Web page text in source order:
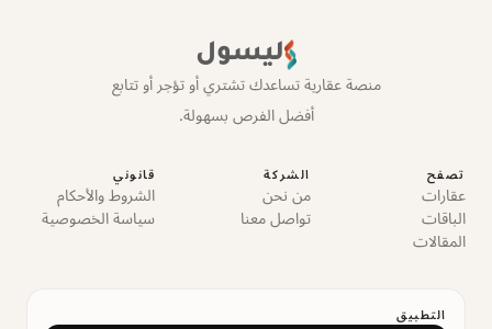
ليسول
منصة عقارية تساعدك تشتري أو تؤجر أو تتابع
أفضل الفرص بسهولة.
تصفح
عقارات
الباقات
المقالات
الشركة
من نحن
تواصل معنا
قانوني
الشروط والأحكام
سياسة الخصوصية
التطبيق